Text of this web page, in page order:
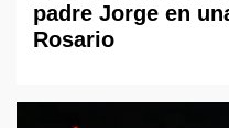
padre Jorge en
Rosario